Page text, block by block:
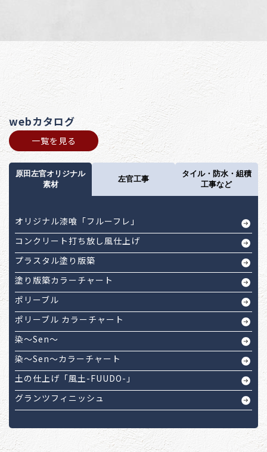
webカタログ
一覧を見る
原田左官オリジナル
素材
左官工事
タイル・防水・組積
工事など
オリジナル漆喰「フルーフレ」
コンクリート打ち放し風仕上げ
プラスタル塗り版築
塗り版築カラーチャート
ポリーブル
ポリーブル カラーチャート
染～Sen～
染～Sen～カラーチャート
土の仕上げ「風土-FUUDO-」
グランツフィニッシュ